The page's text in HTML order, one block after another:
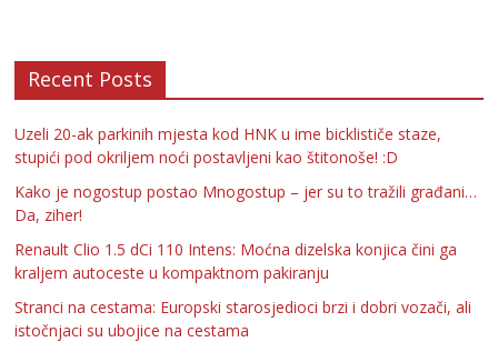
Recent Posts
Uzeli 20-ak parkinih mjesta kod HNK u ime bicklističe staze,
stupići pod okriljem noći postavljeni kao štitonoše! :D
Kako je nogostup postao Mnogostup – jer su to tražili građani…
Da, ziher!
Renault Clio 1.5 dCi 110 Intens: Moćna dizelska konjica čini ga
kraljem autoceste u kompaktnom pakiranju
Stranci na cestama: Europski starosjedioci brzi i dobri vozači, ali
istočnjaci su ubojice na cestama